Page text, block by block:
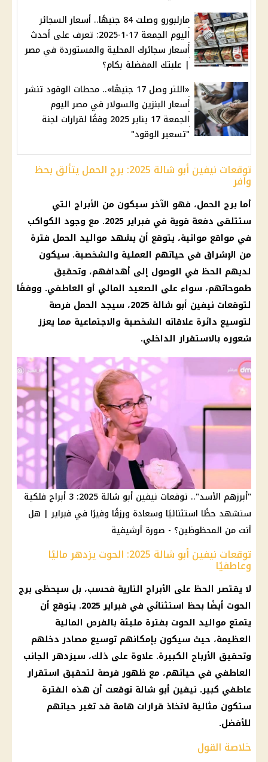
مارلبورو وصلت 84 جنيهًا.. أسعار السجائر
اليوم الجمعة 17-1-2025: تعرف على أحدث
أسعار سجائرك المحلية والمستوردة في مصر
| علبتك المفضلة بكام؟
«اللتر وصل 17 جنيهًا».. محطات الوقود تنشر
أسعار البنزين والسولار في مصر اليوم
الجمعة 17 يناير 2025 وفقًا لقرارات لجنة
"تسعير الوقود"
توقعات نيفين أبو شالة 2025: برج الحمل يتألق بحظ
وافر
أما برج الحمل، فهو الآخر سيكون من الأبراج التي
ستتلقى دفعة قوية في فبراير 2025. مع وجود الكواكب
في مواقع مواتية، يتوقع أن يشهد مواليد الحمل فترة
من الإشراق في حياتهم العملية والشخصية. سيكون
لديهم الحظ في الوصول إلى أهدافهم، وتحقيق
طموحاتهم، سواء على الصعيد المالي أو العاطفي. ووفقًا
لتوقعات نيفين أبو شالة 2025، سيجد الحمل فرصة
لتوسيع دائرة علاقاته الشخصية والاجتماعية مما يعزز
شعوره بالاستقرار الداخلي.
"أبرزهم الأسد".. توقعات نيفين أبو شالة 2025: 3 أبراج فلكية
ستشهد حظًا استثنائيًا وسعادة ورزقًا وفيرًا في فبراير | هل
أنت من المحظوظين؟ - صورة أرشيفية
توقعات نيفين أبو شالة 2025: الحوت يزدهر ماليًا
وعاطفيًا
لا يقتصرالحظ على الأبراج النارية فحسب، بل سيحظى برج
الحوت
أيضًا بحظ استثنائي في فبراير 2025. يتوقع أن
يتمتع مواليد الحوت بفترة مليئة بالفرص المالية
العظيمة، حيث سيكون بإمكانهم توسيع مصادر دخلهم
وتحقيق الأرباح الكبيرة. علاوة على ذلك، سيزدهر الجانب
العاطفي في حياتهم، مع ظهور فرصة لتحقيق استقرار
عاطفي كبير. نيفين أبو شالة توقعت أن هذه الفترة
ستكون مثالية لاتخاذ قرارات هامة قد تغير حياتهم
للأفضل.
خلاصة القول